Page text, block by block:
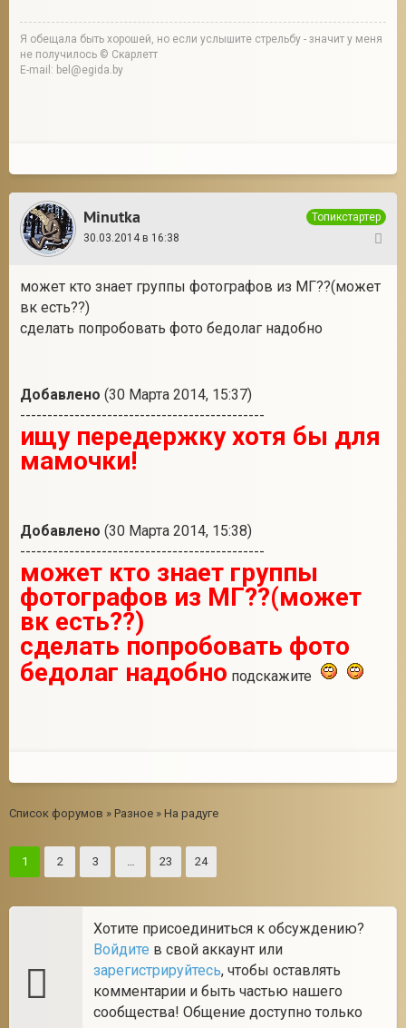
Я обещала быть хорошей, но если услышите стрельбу - значит у меня
не получилось © Скарлетт
E-mail: bel@egida.by
Minutka
Топикстартер
30.03.2014 в 16:38
может кто знает группы фотографов из МГ??(может
вк есть??)
сделать попробовать фото бедолаг надобно
Добавлено (30 Марта 2014, 15:37)
---------------------------------------------
ищу передержку хотя бы для
мамочки!
Добавлено (30 Марта 2014, 15:38)
---------------------------------------------
может кто знает группы
фотографов из МГ??(может
вк есть??)
сделать попробовать фото
бедолаг надобно подскажите
Список форумов » Разное » На радуге
1 2 3 … 23 24
Хотите присоединиться к обсуждению?
Войдите в свой аккаунт или
зарегистрируйтесь, чтобы оставлять
комментарии и быть частью нашего
сообщества! Общение доступно только